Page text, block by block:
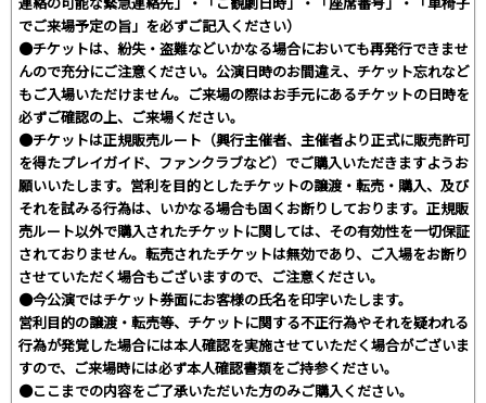
でご来場予定の旨」を必ずご記入ください）
●チケットは、紛失・盗難などいかなる場合においても再発行できませ
んので充分にご注意ください。公演日時のお間違え、チケット忘れなど
もご入場いただけません。ご来場の際はお手元にあるチケットの日時を
必ずご確認の上、ご来場ください。
●チケットは正規販売ルート（興行主催者、主催者より正式に販売許可
を得たプレイガイド、ファンクラブなど）でご購入いただきますようお
願いいたします。営利を目的としたチケットの譲渡・転売・購入、及び
それを試みる行為は、いかなる場合も固くお断りしております。正規販
売ルート以外で購入されたチケットに関しては、その有効性を一切保証
されておりません。転売されたチケットは無効であり、ご入場をお断り
させていただく場合もございますので、ご注意ください。
●今公演ではチケット券面にお客様の氏名を印字いたします。
営利目的の譲渡・転売等、チケットに関する不正行為やそれを疑われる
行為が発覚した場合には本人確認を実施させていただく場合がございま
すので、ご来場時には必ず本人確認書類をご持参ください。
●ここまでの内容をご了承いただいた方のみご購入ください。